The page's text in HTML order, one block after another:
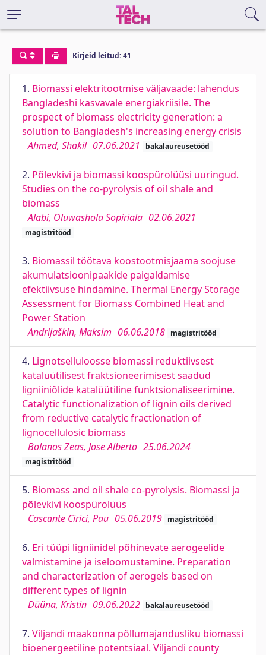
Kirjeid leitud: 41
1. Biomassi elektritootmise väljavaade: lahendus
Bangladeshi kasvavale energiakriisile. The
prospect of biomass electricity generation: a
solution to Bangladesh's increasing energy crisis
Ahmed, Shakil 07.06.2021 bakalaureusetööd
2. Põlevkivi ja biomassi koospürolüüsi uuringud.
Studies on the co-pyrolysis of oil shale and
biomass
Alabi, Oluwashola Sopiriala 02.06.2021
magistritööd
3. Biomassil töötava koostootmisjaama soojuse
akumulatsioonipaakide paigaldamise
efektiivsuse hindamine. Thermal Energy Storage
Assessment for Biomass Combined Heat and
Power Station
Andrijaškin, Maksim 06.06.2018 magistritööd
4. Lignotselluloosse biomassi reduktiivsest
katalüütilisest fraktsioneerimisest saadud
ligniiniõlide katalüütiline funktsionaliseerimine.
Catalytic functionalization of lignin oils derived
from reductive catalytic fractionation of
lignocellulosic biomass
Bolanos Zeas, Jose Alberto 25.06.2024
magistritööd
5. Biomass and oil shale co-pyrolysis. Biomassi ja
põlevkivi koospürolüüs
Cascante Cirici, Pau 05.06.2019 magistritööd
6. Eri tüüpi ligniinidel põhinevate aerogeelide
valmistamine ja iseloomustamine. Preparation
and characterization of aerogels based on
different types of lignin
Düüna, Kristin 09.06.2022 bakalaureusetööd
7. Viljandi maakonna põllumajandusliku biomassi
bioenergeetiline potentsiaal. Viljandi county